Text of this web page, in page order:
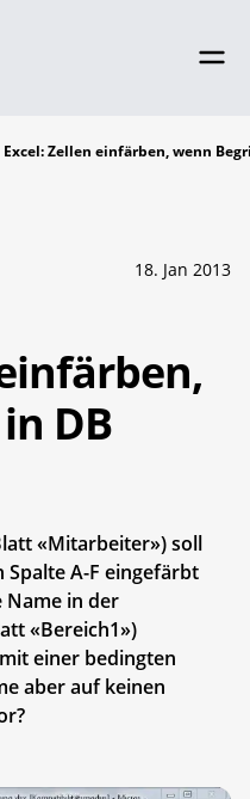
Excel: Zellen einfärben, wenn
18. Jan 2013
DB
«Mitarbeiter») soll
Spalte A-F eingefärbt
Name in der
«Bereich1»)
einer bedingten
aber auf keinen